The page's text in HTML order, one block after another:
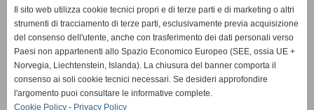
Via Postgranz, 1- Merano (BZ)
Tel. +39 3802691640
info@asdolimpiamerano.it
Privacy Policy-Cookie Policy
Il sito web utilizza cookie tecnici propri e di terze parti e di marketing o altri
strumenti di tracciamento di terze parti, esclusivamente previa acquisizione
del consenso dell'utente, anche con trasferimento dei dati personali verso
Paesi non appartenenti allo Spazio Economico Europeo (SEE, ossia UE +
Norvegia, Liechtenstein, Islanda). La chiusura del banner comporta il
consenso ai soli cookie tecnici necessari. Se desideri approfondire
l'argomento puoi consultare le informative complete.
Cookie Policy - Privacy Policy